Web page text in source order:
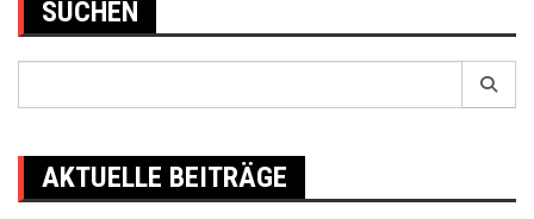
SUCHEN
AKTUELLE BEITRÄGE